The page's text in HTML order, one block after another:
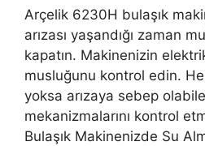
Arçelik 6230H bulaşık
arızası yaşandığı zaman
kapatın. Makinenizin
musluğunu kontrol edin.
yoksa arızaya sebep
mekanizmalarını kontrol
Bulaşık Makinenizde Su